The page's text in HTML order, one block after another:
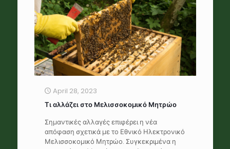
April 28, 2023
Τι αλλάζει στο Μελισσοκομικό Μητρώο
Σημαντικές αλλαγές επιφέρει η νέα
απόφαση σχετικά με το Εθνικό Ηλεκτρονικό
Μελισσοκομικό Μητρώο. Συγκεκριμένα η